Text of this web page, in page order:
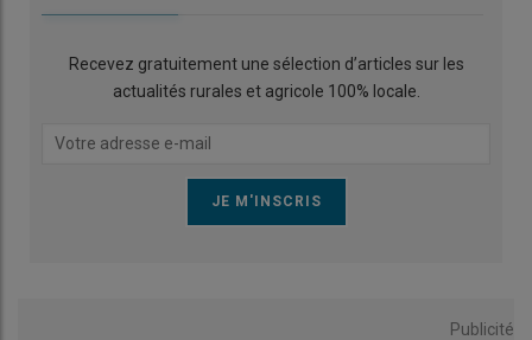
Recevez gratuitement une sélection d’articles sur les
actualités rurales et agricole 100% locale.
Publicité